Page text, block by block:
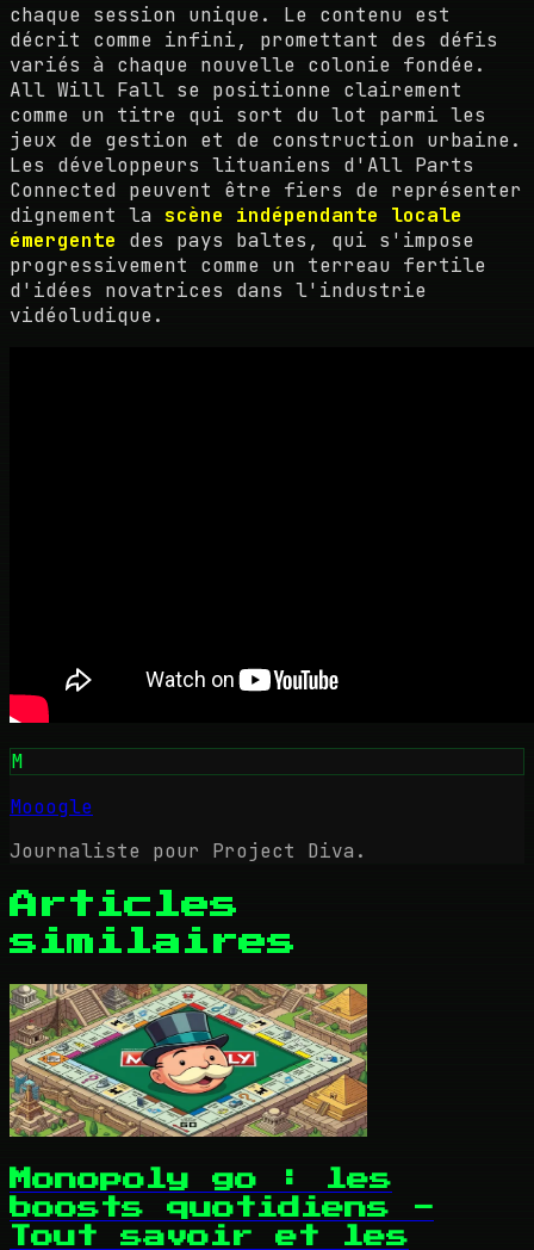
chaque session unique. Le contenu est
décrit comme infini, promettant des défis
variés à chaque nouvelle colonie fondée.
All Will Fall se positionne clairement
comme un titre qui sort du lot parmi les
jeux de gestion et de construction urbaine.
Les développeurs lituaniens d'All Parts
Connected peuvent être fiers de représenter
dignement la scène indépendante locale
émergente des pays baltes, qui s'impose
progressivement comme un terreau fertile
d'idées novatrices dans l'industrie
vidéoludique.
M
Mooogle
Journaliste pour Project Diva.
Articles
similaires
Monopoly go : les
boosts quotidiens -
Tout savoir et les